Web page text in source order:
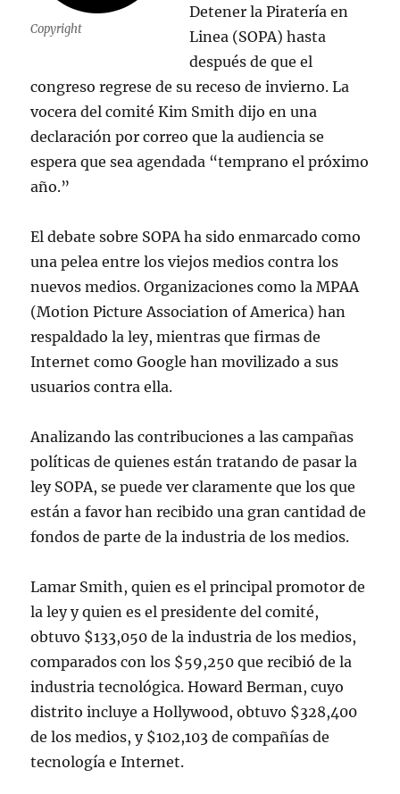
Copyright
Detener la Piratería en
Linea (SOPA) hasta
después de que el
congreso regrese de su receso de invierno. La
vocera del comité Kim Smith dijo en una
declaración por correo que la audiencia se
espera que sea agendada “temprano el próximo
año.”
El debate sobre SOPA ha sido enmarcado como
una pelea entre los viejos medios contra los
nuevos medios. Organizaciones como la MPAA
(Motion Picture Association of America) han
respaldado la ley, mientras que firmas de
Internet como Google han movilizado a sus
usuarios contra ella.
Analizando las contribuciones a las campañas
políticas de quienes están tratando de pasar la
ley SOPA, se puede ver claramente que los que
están a favor han recibido una gran cantidad de
fondos de parte de la industria de los medios.
Lamar Smith, quien es el principal promotor de
la ley y quien es el presidente del comité,
obtuvo $133,050 de la industria de los medios,
comparados con los $59,250 que recibió de la
industria tecnológica. Howard Berman, cuyo
distrito incluye a Hollywood, obtuvo $328,400
de los medios, y $102,103 de compañías de
tecnología e Internet.